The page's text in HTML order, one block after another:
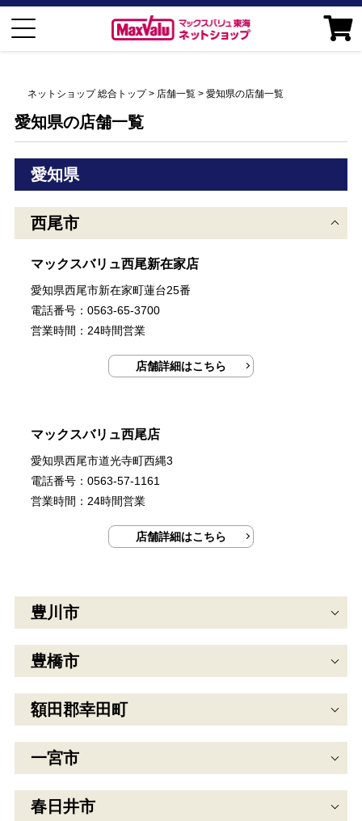
ネットショップ 総合トップ 店舗一覧 愛知県の店舗一覧
愛知県の店舗一覧
愛知県
西尾市
マックスバリュ西尾新在家店
愛知県西尾市新在家町蓮台25番
電話番号：0563-65-3700
営業時間：24時間営業
店舗詳細はこちら
マックスバリュ西尾店
愛知県西尾市道光寺町西縄3
電話番号：0563-57-1161
営業時間：24時間営業
店舗詳細はこちら
豊川市
豊橋市
額田郡幸田町
一宮市
春日井市